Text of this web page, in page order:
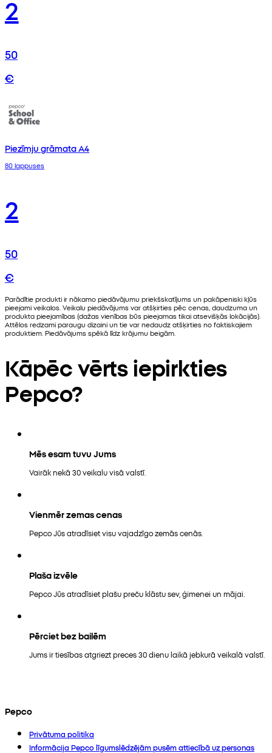
2
50
€
Piezīmju grāmata A4
80 lappuses
2
50
€
Parādītie produkti ir nākamo piedāvājumu priekšskatījums un pakāpeniski kļūs
pieejami veikalos. Veikalu piedāvājums var atšķirties pēc cenas, daudzuma un
produkta pieejamības (dažas vienības būs pieejamas tikai atsevišķās lokācijās).
Attēlos redzami paraugu dizaini un tie var nedaudz atšķirties no faktiskajiem
produktiem. Piedāvājums spēkā līdz krājumu beigām.
Kāpēc vērts iepirkties
Pepco?
Mēs esam tuvu Jums
Vairāk nekā 30 veikalu visā valstī.
Vienmēr zemas cenas
Pepco Jūs atradīsiet visu vajadzīgo zemās cenās.
Plaša izvēle
Pepco Jūs atradīsiet plašu preču klāstu sev, ģimenei un mājai.
Pērciet bez bailēm
Jums ir tiesības atgriezt preces 30 dienu laikā jebkurā veikalā valstī.
Pepco
Privātuma politika
Informācija Pepco līgumslēdzējām pusēm attiecībā uz personas